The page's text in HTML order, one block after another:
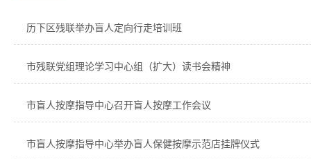
历下区残联举办盲人定向行走培训班
市残联党组理论学习中心组（扩大）读书会精神
市盲人按摩指导中心召开盲人按摩工作会议
市盲人按摩指导中心举办盲人保健按摩示范店挂牌仪式